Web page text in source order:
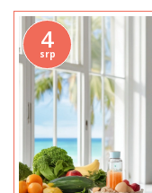
4
srp